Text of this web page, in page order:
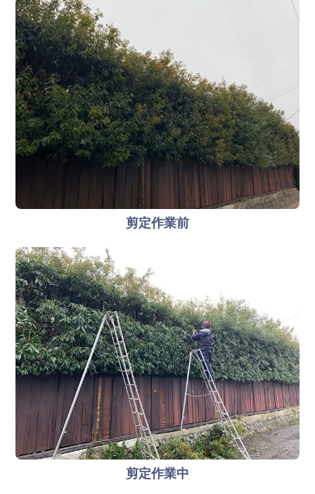
剪定作業前
剪定作業中